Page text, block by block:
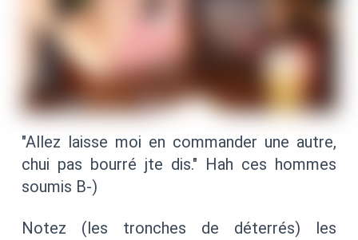
"Allez laisse moi en commander une autre,
chui pas bourré jte dis." Hah ces hommes
soumis B-)
Notez (les tronches de déterrés) les